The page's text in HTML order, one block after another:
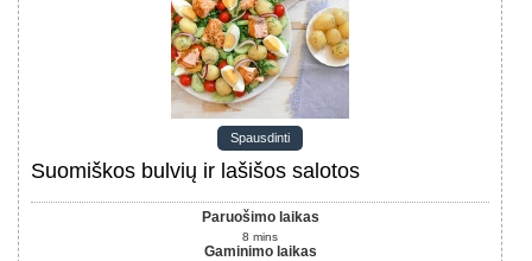
Spausdinti
Suomiškos bulvių ir lašišos salotos
Paruošimo laikas
8 mins
Gaminimo laikas